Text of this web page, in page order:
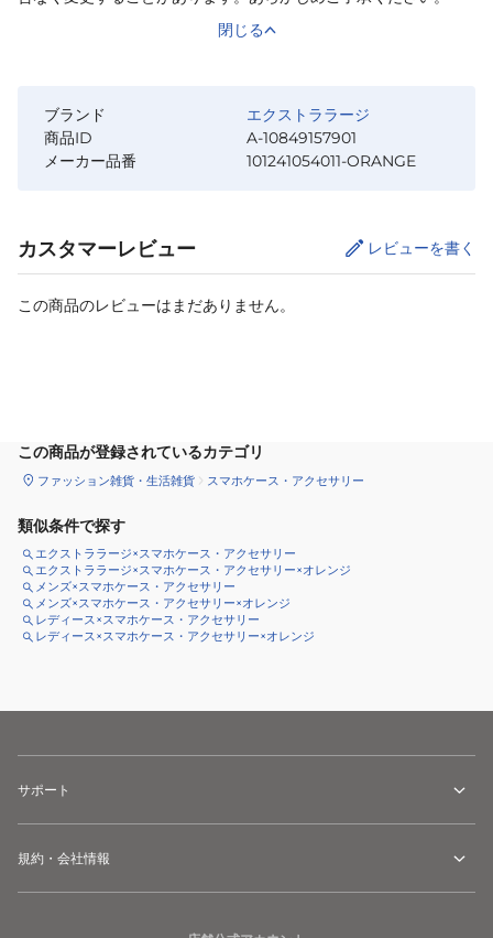
閉じる
ブランド
エクストララージ
商品ID
A-10849157901
メーカー品番
101241054011-ORANGE
カスタマーレビュー レビューを書く
この商品のレビューはまだありません。
この商品が登録されているカテゴリ
ファッション雑貨・生活雑貨 スマホケース・アクセサリー
類似条件で探す
エクストララージ×スマホケース・アクセサリー
エクストララージ×スマホケース・アクセサリー×オレンジ
メンズ×スマホケース・アクセサリー
メンズ×スマホケース・アクセサリー×オレンジ
レディース×スマホケース・アクセサリー
レディース×スマホケース・アクセサリー×オレンジ
サポート
規約・会社情報